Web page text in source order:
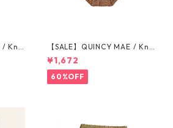
【SALE】QUINCY MAE / Knit
Tie Bloomer (12-18M/18-24
M/2-3Y)
¥1,672
60%OFF